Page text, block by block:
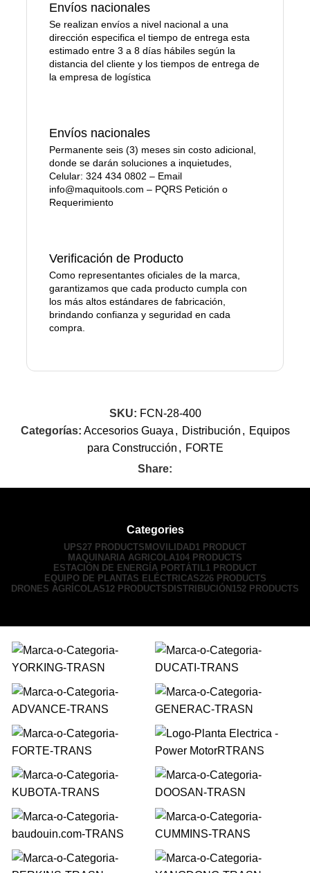
Envíos nacionales
Se realizan envíos a nivel nacional a una
dirección especifica el tiempo de entrega esta
estimado entre 3 a 8 días hábiles según la
distancia del cliente y los tiempos de entrega de
la empresa de logística
Envíos nacionales
Permanente seis (3) meses sin costo adicional,
donde se darán soluciones a inquietudes,
Celular: 324 434 0802 – Email
info@maquitools.com – PQRS Petición o
Requerimiento
Verificación de Producto
Como representantes oficiales de la marca,
garantizamos que cada producto cumpla con
los más altos estándares de fabricación,
brindando confianza y seguridad en cada
compra.
SKU: FCN-28-400
Categorías: Accesorios Guaya , Distribución , Equipos
para Construcción , FORTE
Share:
Categories
UPS27 PRODUCTS MOVILIDAD1 PRODUCT
MAQUINARIA AGRICOLA104 PRODUCTS
ESTACIÓN DE ENERGÍA PORTÁTIL1 PRODUCT
EQUIPO DE PLANTAS ELÉCTRICAS226 PRODUCTS
DRONES AGRÍCOLAS12 PRODUCTS DISTRIBUCIÓN 152 PRODUCTS